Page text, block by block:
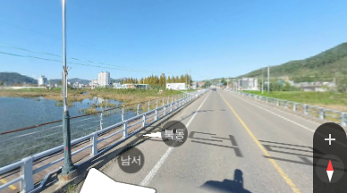
영덕
영덕
남서
북동